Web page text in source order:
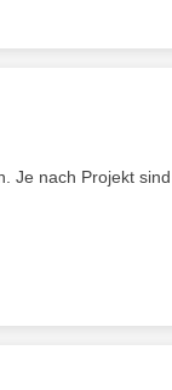
Je nach Projekt sind